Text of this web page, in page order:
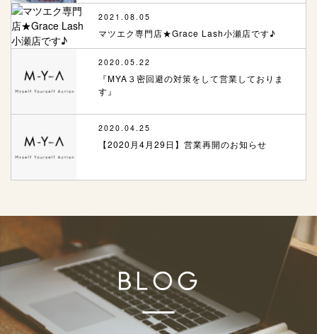
2021.08.05
マツエク専門店★Grace Lash小瀬店です♪
2020.05.22
『MYA３密回避の対策をして営業しておりま
す』
2020.04.25
【2020月4月29日】営業再開のお知らせ